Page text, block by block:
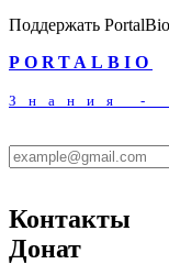
Поддержать PortalBio
PORTALBIO
Знания -
Контакты
Донат